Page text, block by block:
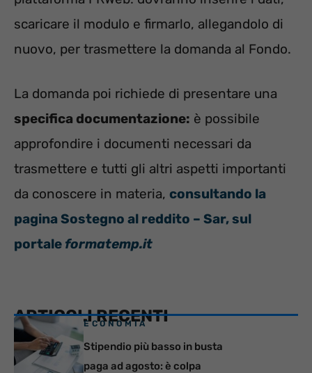
scaricare il modulo e firmarlo, allegandolo di
nuovo, per trasmettere la domanda al Fondo.
La domanda poi richiede di presentare una
specifica documentazione: è possibile
approfondire i documenti necessari da
trasmettere e tutti gli altri aspetti importanti
da conoscere in materia, consultando la
pagina Sostegno al reddito – Sar, sul
portale formatemp.it
ARTICOLI RECENTI
ECONOMIA
Stipendio più basso in busta
paga ad agosto: è colpa